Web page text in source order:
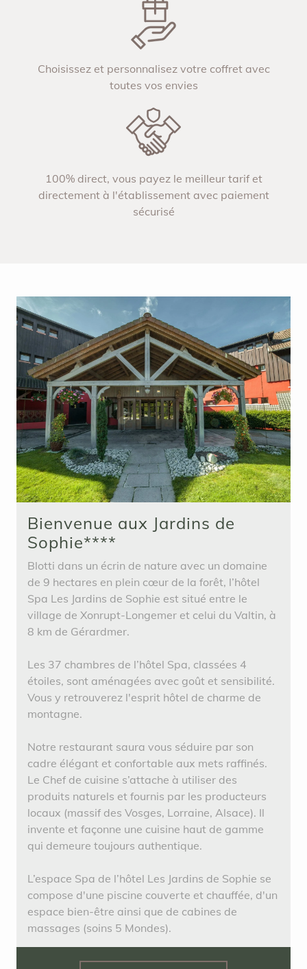
Choisissez et personnalisez votre coffret avec
toutes vos envies
100% direct, vous payez le meilleur tarif et
directement à l'établissement avec paiement
sécurisé
Bienvenue aux Jardins de
Sophie****
Blotti dans un écrin de nature avec un domaine
de 9 hectares en plein cœur de la forêt, l’hôtel
Spa Les Jardins de Sophie est situé entre le
village de Xonrupt-Longemer et celui du Valtin, à
8 km de Gérardmer.
Les 37 chambres de l’hôtel Spa, classées 4
étoiles, sont aménagées avec goût et sensibilité.
Vous y retrouverez l'esprit hôtel de charme de
montagne.
Notre restaurant saura vous séduire par son
cadre élégant et confortable aux mets raffinés.
Le Chef de cuisine s’attache à utiliser des
produits naturels et fournis par les producteurs
locaux (massif des Vosges, Lorraine, Alsace). Il
invente et façonne une cuisine haut de gamme
qui demeure toujours authentique.
L’espace Spa de l’hôtel Les Jardins de Sophie se
compose d'une piscine couverte et chauffée, d'un
espace bien-être ainsi que de cabines de
massages (soins 5 Mondes).